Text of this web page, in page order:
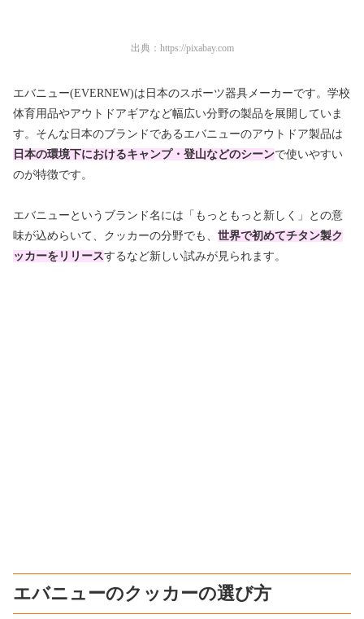
出典： https://pixabay.com
エバニュー(EVERNEW)は日本のスポーツ器具メーカーです。学校
体育用品やアウトドアギアなど幅広い分野の製品を展開していま
す。そんな日本のブランドであるエバニューのアウトドア製品は
日本の環境下におけるキャンプ・登山などのシーンで使いやすい
のが特徴です。
エバニューというブランド名には「もっともっと新しく」との意
味が込めらいて、クッカーの分野でも、 世界で初めてチタン製ク
ッカーをリリースするなど新しい試みが見られます。
エバニューのクッカーの選び方